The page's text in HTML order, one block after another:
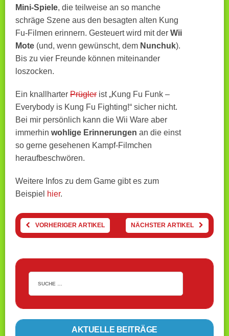
Mini-Spiele, die teilweise an so manche
schräge Szene aus den besagten alten Kung
Fu-Filmen erinnern. Gesteuert wird mit der Wii
Mote (und, wenn gewünscht, dem Nunchuk).
Bis zu vier Freunde können miteinander
loszocken.
Ein knallharter Prügler ist „Kung Fu Funk –
Everybody is Kung Fu Fighting!“ sicher nicht.
Bei mir persönlich kann die Wii Ware aber
immerhin wohlige Erinnerungen an die einst
so gerne gesehenen Kampf-Filmchen
heraufbeschwören.
Weitere Infos zu dem Game gibt es zum
Beispiel hier.
VORHERIGER ARTIKEL NÄCHSTER ARTIKEL
AKTUELLE BEITRÄGE